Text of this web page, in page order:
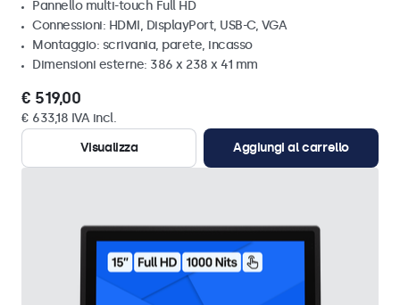
Pannello multi-touch Full HD
Connessioni: HDMI, DisplayPort, USB-C, VGA
Montaggio: scrivania, parete, incasso
Dimensioni esterne: 386 x 238 x 41 mm
€ 519,00
€ 633,18 IVA incl.
Visualizza
Aggiungi al carrello